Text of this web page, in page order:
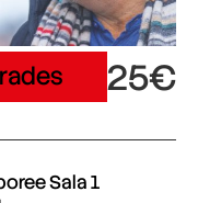
25€
Sala 1